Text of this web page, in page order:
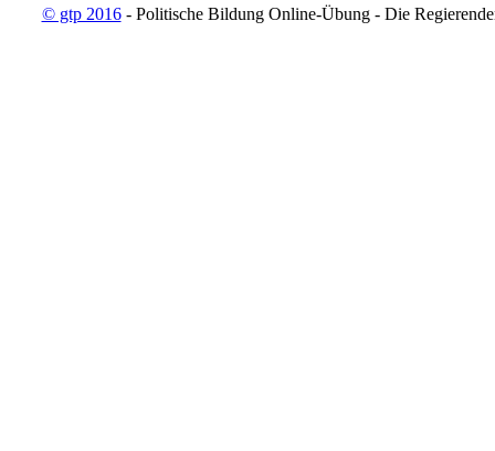
© gtp 2016- Politische Bildung Online-Übung - Die